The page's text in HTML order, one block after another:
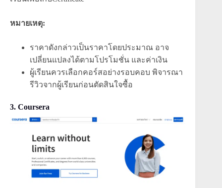
หมายเหตุ:
ราคาดังกล่าวเป็นราคาโดยประมาณ อาจ
เปลี่ยนแปลงได้ตามโปรโมชั่น และค่าเงิน
ผู้เรียนควรเลือกคอร์สอย่างรอบคอบ พิจารณา
รีวิวจากผู้เรียนก่อนตัดสินใจซื้อ
3. Coursera